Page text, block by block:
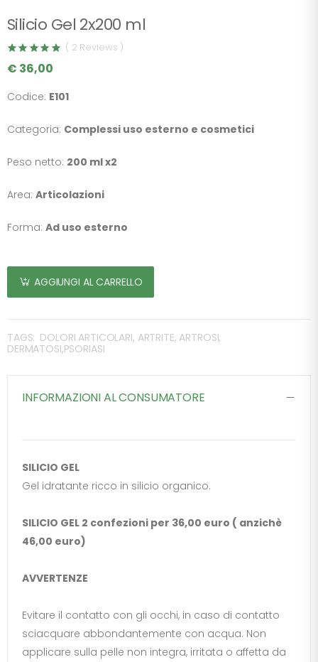
Silicio Gel 2x200 ml
( 2 Reviews )
€ 36,00
Codice: E101
Categoria: Complessi uso esterno e cosmetici
Peso netto: 200 ml x2
Area: Articolazioni
Forma: Ad uso esterno
AGGIUNGI AL CARRELLO
TAGS: DOLORI ARTICOLARI, ARTRITE, ARTROSI,
DERMATOSI,PSORIASI
INFORMAZIONI AL CONSUMATORE
SILICIO GEL
Gel idratante ricco in silicio organico.
SILICIO GEL 2 confezioni per 36,00 euro ( anzichè
46,00 euro)
AVVERTENZE
Evitare il contatto con gli occhi, in caso di contatto
sciacquare abbondantemente con acqua. Non
applicare sulla pelle non integra, irritata o affetta da